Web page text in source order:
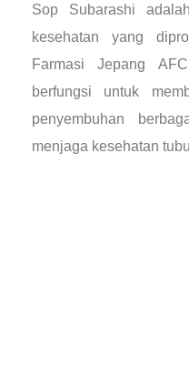
Sop Subarashi
kesehatan yang
Farmasi Jepang
berfungsi untuk
penyembuhan
menjaga kesehatan